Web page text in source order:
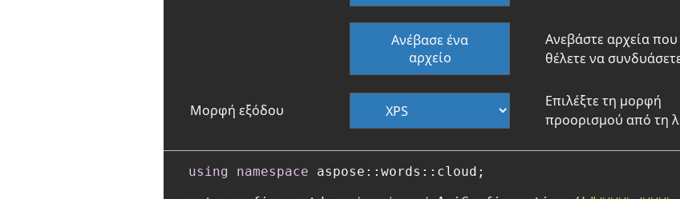
Ανέβασε ένα
αρχείο
Ανεβάστε αρχεία που
θέλετε να
Μορφή εξόδου
Επιλέξτε τη μορφή
προορισμού από τη
using namespace aspose::words::cloud;